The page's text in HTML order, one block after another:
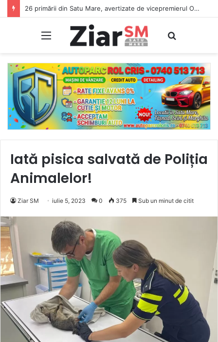
26 primării din Satu Mare, avertizate de vicepremierul Oana Gheorghiu: Dacă nu se înscriu în Ghișeul.ro, pierd bani de la bugetul de stat
Meniu
Iată pisica salvată de Poliția
Animalelor!
Ziar SM iulie 5, 2023 0 375 Sub un minut de citit